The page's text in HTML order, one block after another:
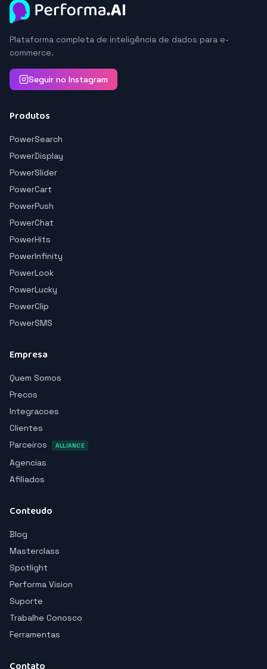
Plataforma completa de inteligência de dados para e-
commerce.
Seguir no Instagram
Produtos
PowerSearch
PowerDisplay
PowerSlider
PowerCart
PowerPush
PowerChat
PowerHits
PowerInfinity
PowerLook
PowerLucky
PowerClip
PowerSMS
Empresa
Quem Somos
Precos
Integracoes
Clientes
Parceiros
ALLIANCE
Agencias
Afiliados
Conteudo
Blog
Masterclass
Spotlight
Performa Vision
Suporte
Trabalhe Conosco
Ferramentas